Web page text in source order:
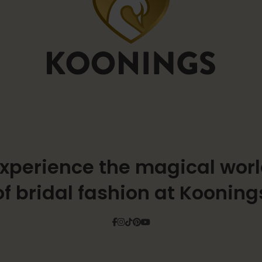
the magical
bridal fashion at
Facebook
Instagram
Tiktok
Pinterest
YouTube